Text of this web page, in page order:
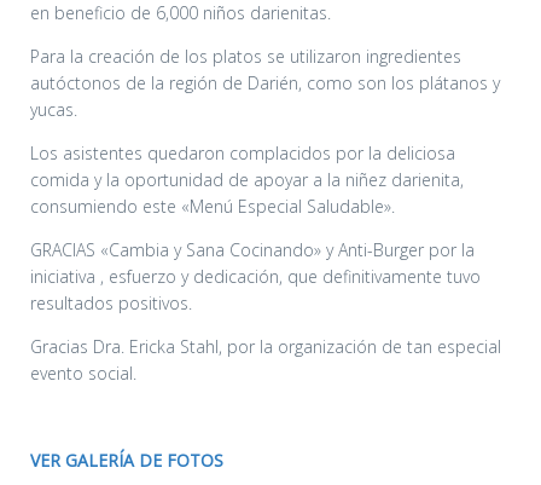
en beneficio de 6,000 niños darienitas.
Para la creación de los platos se utilizaron ingredientes
autóctonos de la región de Darién, como son los plátanos y
yucas.
Los asistentes quedaron complacidos por la deliciosa
comida y la oportunidad de apoyar a la niñez darienita,
consumiendo este «Menú Especial Saludable».
GRACIAS «Cambia y Sana Cocinando» y Anti-Burger por la
iniciativa , esfuerzo y dedicación, que definitivamente tuvo
resultados positivos.
Gracias Dra. Ericka Stahl, por la organización de tan especial
evento social.
VER GALERÍA DE FOTOS